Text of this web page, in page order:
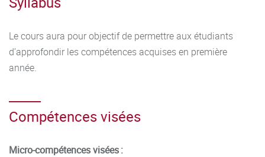
Le cours aura pour objectif de permettre aux étudiants
d’approfondir les compétences acquises en première
année.
Compétences visées
Micro-compétences visées :